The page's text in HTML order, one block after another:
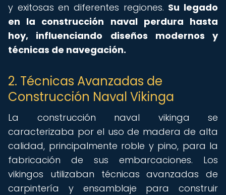
y exitosas en diferentes regiones. Su legado
en la construcción naval perdura hasta
hoy, influenciando diseños modernos y
técnicas de navegación.
2. Técnicas Avanzadas de
Construcción Naval Vikinga
La construcción naval vikinga se
caracterizaba por el uso de madera de alta
calidad, principalmente roble y pino, para la
fabricación de sus embarcaciones. Los
vikingos utilizaban técnicas avanzadas de
carpintería y ensamblaje para construir